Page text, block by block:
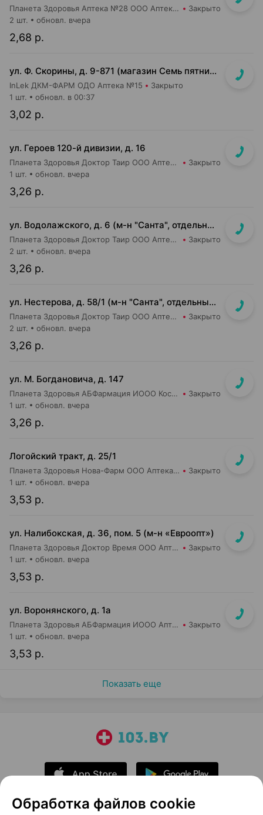
Планета Здоровья Аптека №28 ООО Аптека №5 Закрыто
2,68 р.
2 шт. обновл. вчера
ул. Ф. Скорины, д. 9-871 (магазин Семь пятниц XXL, вдоль кассовой линии, напротив входа в магазин)
InLek ДКМ-ФАРМ ОДО Аптека №15 Закрыто
3,02 р.
1 шт. обновл. в 00:37
ул. Героев 120-й дивизии, д. 16
Планета Здоровья Доктор Таир ООО Аптека №2 Закрыто
3,26 р.
1 шт. обновл. вчера
ул. Водолажского, д. 6 (м-н "Санта", отдельный вход с улицы)
Планета Здоровья Доктор Таир ООО Аптека №17 Закрыто
3,26 р.
2 шт. обновл. вчера
ул. Нестерова, д. 58/1 (м-н "Санта", отдельный вход)
Планета Здоровья Доктор Таир ООО Аптека №18 Закрыто
3,26 р.
2 шт. обновл. вчера
ул. М. Богдановича, д. 147
Планета Здоровья АБФармация ИООО Косметический магазин №4 Закрыто
3,26 р.
1 шт. обновл. вчера
Логойский тракт, д. 25/1
Планета Здоровья Нова-Фарм ООО Аптека №1 Закрыто
3,53 р.
1 шт. обновл. вчера
ул. Налибокская, д. 36, пом. 5 (м-н «Евроопт»)
Планета Здоровья Доктор Время ООО Аптека №51 Закрыто
3,53 р.
1 шт. обновл. вчера
ул. Воронянского, д. 1а
Планета Здоровья АБФармация ИООО Аптека №15 Закрыто
3,53 р.
1 шт. обновл. вчера
Показать еще
Обработка файлов cookie